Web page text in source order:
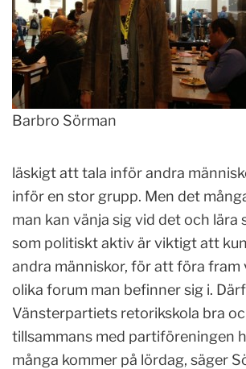
Barbro Sörman
läskigt att tala inför andra
inför en stor grupp. Men det
man kan vänja sig vid det och lära
som politiskt aktiv är viktigt att
andra människor, för att föra fram
olika forum man befinner sig i.
Vänsterpartiets retorikskola bra
tillsammans med partiföreningen
många kommer på lördag, säger